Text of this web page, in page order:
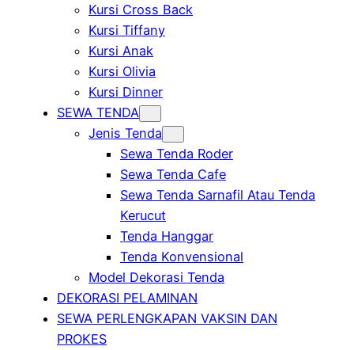
Kursi Cross Back
Kursi Tiffany
Kursi Anak
Kursi Olivia
Kursi Dinner
SEWA TENDA
Jenis Tenda
Sewa Tenda Roder
Sewa Tenda Cafe
Sewa Tenda Sarnafil Atau Tenda
Kerucut
Tenda Hanggar
Tenda Konvensional
Model Dekorasi Tenda
DEKORASI PELAMINAN
SEWA PERLENGKAPAN VAKSIN DAN
PROKES